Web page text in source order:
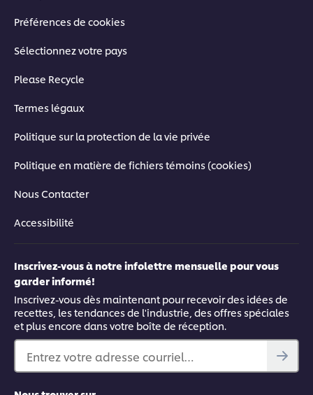
Préférences de cookies
Sélectionnez votre pays
Please Recycle
Termes légaux
Politique sur la protection de la vie privée
Politique en matière de fichiers témoins (cookies)
Nous Contacter
Accessibilité
Inscrivez-vous à notre infolettre mensuelle pour vous
garder informé!
Inscrivez-vous dès maintenant pour recevoir des idées de
recettes, les tendances de l'industrie, des offres spéciales
et plus encore dans votre boîte de réception.
Entrez votre adresse courriel…